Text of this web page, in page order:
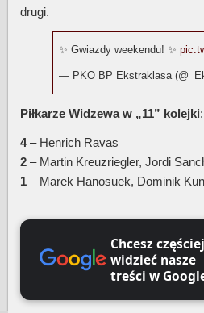
drugi.
✨ Gwiazdy weekendu! ✨
— PKO BP Ekstraklasa
Piłkarze Widzewa w „11” kolejki:
4– Henrich Ravas
2 – Martin Kreuzriegler, Jordi
1 – Marek Hanosuek, Dominik
Chcesz częściej
widzieć nasze
treści w